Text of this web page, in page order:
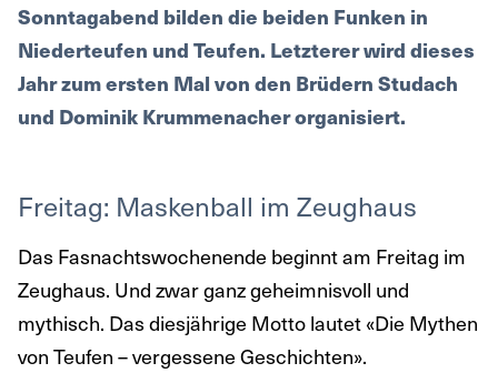
Sonntagabend bilden die beiden Funken in
Niederteufen und Teufen. Letzterer wird dieses
Jahr zum ersten Mal von den Brüdern Studach
und Dominik Krummenacher organisiert.
Freitag: Maskenball im Zeughaus
Das Fasnachtswochenende beginnt am Freitag im
Zeughaus. Und zwar ganz geheimnisvoll und
mythisch. Das diesjährige Motto lautet «Die Mythen
von Teufen – vergessene Geschichten».